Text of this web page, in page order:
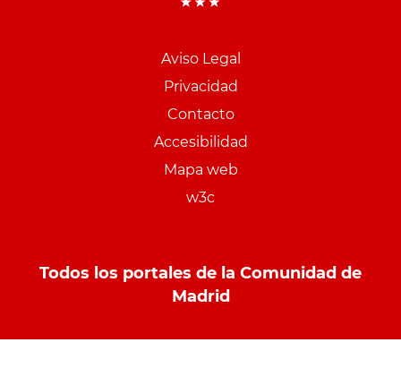
Aviso Legal
Privacidad
Contacto
Accesibilidad
Mapa web
w3c
Todos los portales de la Comunidad de
Madrid